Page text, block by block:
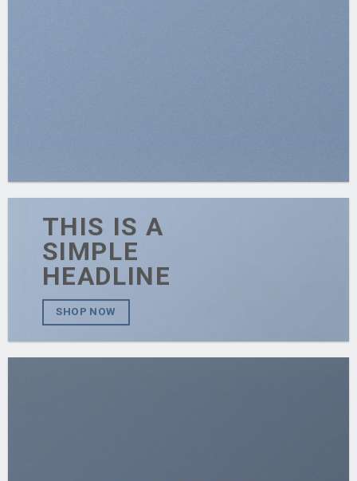
THIS IS A
SIMPLE
HEADLINE
SHOP NOW